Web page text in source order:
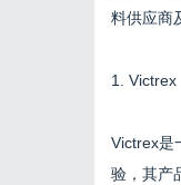
料供应商
1. Victrex
Victrex是
验，其产